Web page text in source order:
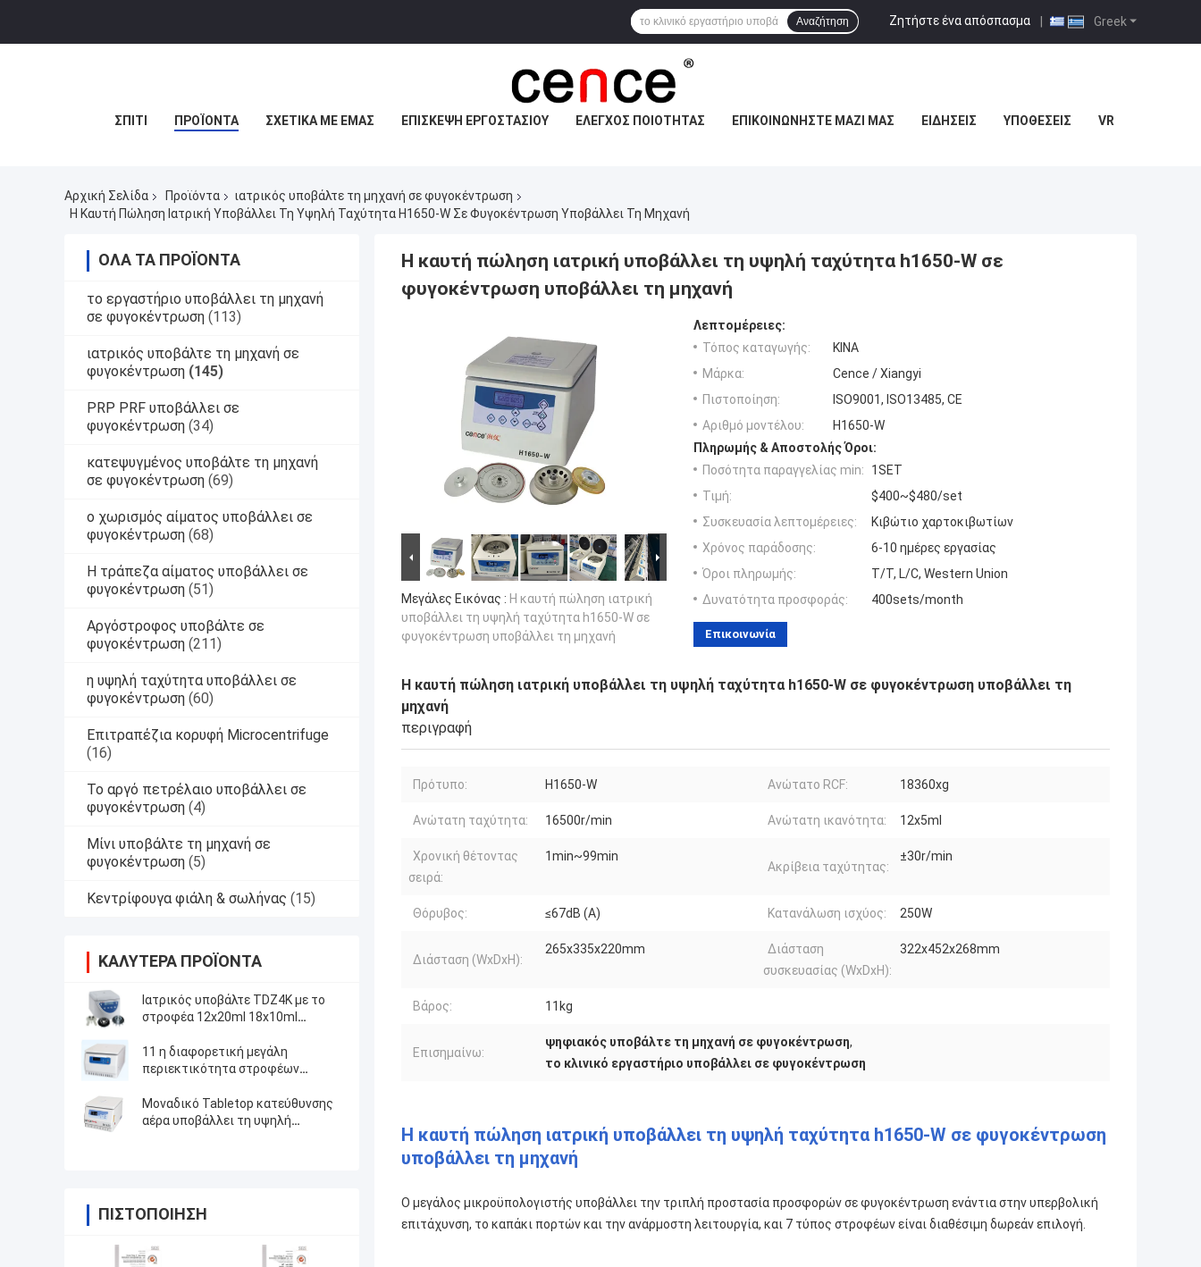
Greek
Ζητήστε ένα απόσπασμα |
Αναζήτηση
ΣΠΊΤΙ ΠΡΟΪΌΝΤΑ ΣΧΕΤΙΚΆ ΜΕ ΕΜΆΣ ΕΠΙΣΚΕΨΉ ΕΡΓΟΣΤΑΣΊΟΥ ΈΛΕΓΧΟΣ ΠΟΙΌΤΗΤΑΣ ΕΠΙΚΟΙΝΩΝΉΣΤΕ ΜΑΖΊ ΜΑΣ ΕΙΔΉΣΕΙΣ ΥΠΟΘΈΣΕΙΣ VR
Αρχική Σελίδα Προϊόντα
ιατρικός υποβάλτε τη μηχανή σε φυγοκέντρωση
Η Καυτή Πώληση Ιατρική Υποβάλλει Τη Υψηλή Ταχύτητα H1650-W Σε Φυγοκέντρωση Υποβάλλει Τη Μηχανή
ΌΛΑ ΤΑ ΠΡΟΪΌΝΤΑ
το εργαστήριο υποβάλλει τη μηχανή
σε φυγοκέντρωση (113)
ιατρικός υποβάλτε τη μηχανή σε
φυγοκέντρωση (145)
PRP PRF υποβάλλει σε
φυγοκέντρωση (34)
κατεψυγμένος υποβάλτε τη μηχανή
σε φυγοκέντρωση (69)
ο χωρισμός αίματος υποβάλλει σε
φυγοκέντρωση (68)
Η τράπεζα αίματος υποβάλλει σε
φυγοκέντρωση (51)
Αργόστροφος υποβάλτε σε
φυγοκέντρωση (211)
η υψηλή ταχύτητα υποβάλλει σε
φυγοκέντρωση (60)
Επιτραπέζια κορυφή Microcentrifuge
(16)
Το αργό πετρέλαιο υποβάλλει σε
φυγοκέντρωση (4)
Μίνι υποβάλτε τη μηχανή σε
φυγοκέντρωση (5)
Κεντρίφουγα φιάλη & σωλήνας (15)
ΚΑΛΎΤΕΡΑ ΠΡΟΪΌΝΤΑ
Ιατρικός υποβάλτε TDZ4K με το
στροφέα 12x20ml 18x10ml
γωνίας
11 η διαφορετική μεγάλη
περιεκτικότητα στροφέων
φυγοκέντρωση
Μοναδικό Tabletop κατεύθυνσης
αέρα υποβάλλει τη υψηλή
ΠΙΣΤΟΠΟΊΗΣΗ
Η καυτή πώληση ιατρική υποβάλλει τη υψηλή ταχύτητα h1650-W σε
φυγοκέντρωση υποβάλλει τη μηχανή
Μεγάλες Εικόνας : Η καυτή πώληση ιατρική
υποβάλλει τη υψηλή ταχύτητα h1650-W σε
φυγοκέντρωση υποβάλλει τη μηχανή
Λεπτομέρειες:
Τόπος καταγωγής:
ΚΙΝΑ
Μάρκα:
Cence / Xiangyi
Πιστοποίηση:
ISO9001, ISO13485, CE
Αριθμό μοντέλου:
H1650-W
Πληρωμής & Αποστολής Όροι:
Ποσότητα παραγγελίας min:
1SET
Τιμή:
$400~$480/set
Συσκευασία λεπτομέρειες:
Κιβώτιο χαρτοκιβωτίων
Χρόνος παράδοσης:
6-10 ημέρες εργασίας
Όροι πληρωμής:
T/T, L/C, Western Union
Δυνατότητα προσφοράς:
400sets/month
Επικοινωνία
Η καυτή πώληση ιατρική υποβάλλει τη υψηλή ταχύτητα h1650-W σε φυγοκέντρωση υποβάλλει τη
μηχανή
περιγραφή
Πρότυπο: H1650-W Ανώτατο RCF: 18360xg
Ανώτατη ταχύτητα: 16500r/min Ανώτατη ικανότητα: 12x5ml
Χρονική θέτοντας
σειρά:
1min~99min
Ακρίβεια ταχύτητας:
±30r/min
Θόρυβος: ≤67dB (Α) Κατανάλωση ισχύος: 250W
Διάσταση (WxDxH):
265x335x220mm
Διάσταση
συσκευασίας (WxDxH):
322x452x268mm
Βάρος: 11kg
Επισημαίνω:
ψηφιακός υποβάλτε τη μηχανή σε φυγοκέντρωση,
το κλινικό εργαστήριο υποβάλλει σε φυγοκέντρωση
Η καυτή πώληση ιατρική υποβάλλει τη υψηλή ταχύτητα h1650-W σε φυγοκέντρωση
υποβάλλει τη μηχανή
Ο μεγάλος μικροϋπολογιστής υποβάλλει την τριπλή προστασία προσφορών σε φυγοκέντρωση ενάντια στην υπερβολική
επιτάχυνση, το καπάκι πορτών και την ανάρμοστη λειτουργία, και 7 τύπος στροφέων είναι διαθέσιμη δωρεάν επιλογή.